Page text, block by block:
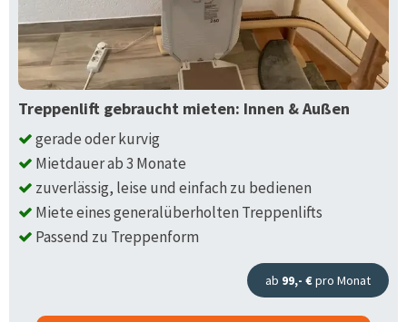
Treppenlift gebraucht mieten: Innen & Außen
gerade oder kurvig
Mietdauer ab 3 Monate
zuverlässig, leise und einfach zu bedienen
Miete eines generalüberholten Treppenlifts
Passend zu Treppenform
ab 99,- €pro Monat